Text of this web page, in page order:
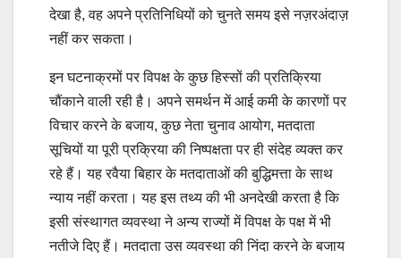
देखा है, वह अपने प्रतिनिधियों को चुनते समय इसे नज़रअंदाज़
नहीं कर सकता।
इन घटनाक्रमों पर विपक्ष के कुछ हिस्सों की प्रतिक्रिया
चौंकाने वाली रही है। अपने समर्थन में आई कमी के कारणों पर
विचार करने के बजाय, कुछ नेता चुनाव आयोग, मतदाता
सूचियों या पूरी प्रक्रिया की निष्पक्षता पर ही संदेह व्यक्त कर
रहे हैं। यह रवैया बिहार के मतदाताओं की बुद्धिमत्ता के साथ
न्याय नहीं करता। यह इस तथ्य की भी अनदेखी करता है कि
इसी संस्थागत व्यवस्था ने अन्य राज्यों में विपक्ष के पक्ष में भी
नतीजे दिए हैं। मतदाता उस व्यवस्था की निंदा करने के बजाय